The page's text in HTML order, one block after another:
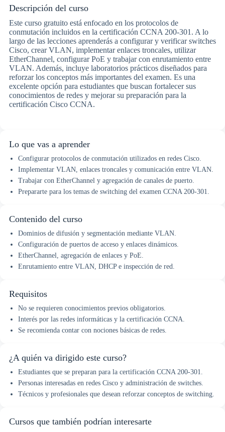
Descripción del curso
Este curso gratuito está enfocado en los protocolos de
conmutación incluidos en la certificación CCNA 200-301. A lo
largo de las lecciones aprenderás a configurar y verificar switches
Cisco, crear VLAN, implementar enlaces troncales, utilizar
EtherChannel, configurar PoE y trabajar con enrutamiento entre
VLAN. Además, incluye laboratorios prácticos diseñados para
reforzar los conceptos más importantes del examen. Es una
excelente opción para estudiantes que buscan fortalecer sus
conocimientos de redes y mejorar su preparación para la
certificación Cisco CCNA.
Lo que vas a aprender
Configurar protocolos de conmutación utilizados en redes Cisco.
Implementar VLAN, enlaces troncales y comunicación entre VLAN.
Trabajar con EtherChannel y agregación de canales de puerto.
Prepararte para los temas de switching del examen CCNA 200-301.
Contenido del curso
Dominios de difusión y segmentación mediante VLAN.
Configuración de puertos de acceso y enlaces dinámicos.
EtherChannel, agregación de enlaces y PoE.
Enrutamiento entre VLAN, DHCP e inspección de red.
Requisitos
No se requieren conocimientos previos obligatorios.
Interés por las redes informáticas y la certificación CCNA.
Se recomienda contar con nociones básicas de redes.
¿A quién va dirigido este curso?
Estudiantes que se preparan para la certificación CCNA 200-301.
Personas interesadas en redes Cisco y administración de switches.
Técnicos y profesionales que desean reforzar conceptos de switching.
Cursos que también podrían interesarte